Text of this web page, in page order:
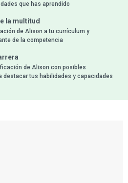
que has aprendido
la multitud
de Alison a tu currículum y
de la competencia
de Alison con posibles
destacar tus habilidades y capacidades